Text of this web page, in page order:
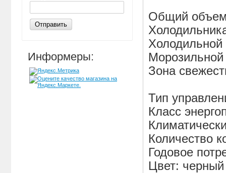
Отправить
Информеры:
Общий
Зона
Тип
Класс
Количество
Годовое
Цвет: